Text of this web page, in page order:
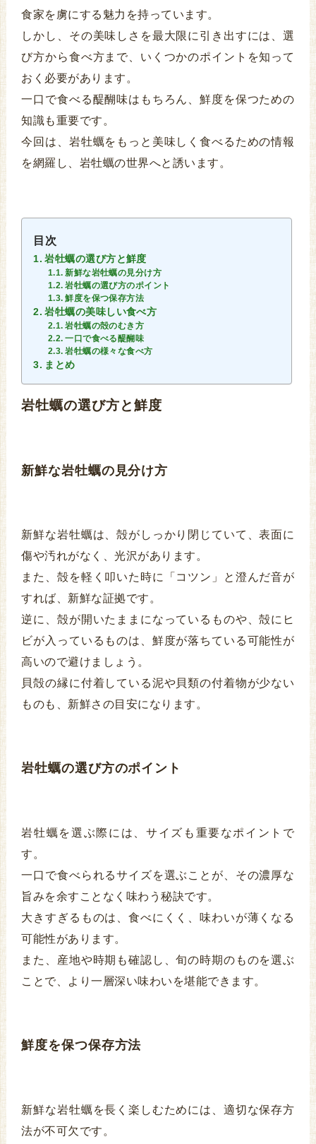
食家を虜にする魅力を持っています。
しかし、その美味しさを最大限に引き出すには、選
び方から食べ方まで、いくつかのポイントを知って
おく必要があります。
一口で食べる醍醐味はもちろん、鮮度を保つための
知識も重要です。
今回は、岩牡蠣をもっと美味しく食べるための情報
を網羅し、岩牡蠣の世界へと誘います。
目次
岩牡蠣の選び方と鮮度
新鮮な岩牡蠣の見分け方
岩牡蠣の選び方のポイント
鮮度を保つ保存方法
岩牡蠣の美味しい食べ方
岩牡蠣の殻のむき方
一口で食べる醍醐味
岩牡蠣の様々な食べ方
まとめ
岩牡蠣の選び方と鮮度
新鮮な岩牡蠣の見分け方
新鮮な岩牡蠣は、殻がしっかり閉じていて、表面に
傷や汚れがなく、光沢があります。
また、殻を軽く叩いた時に「コツン」と澄んだ音が
すれば、新鮮な証拠です。
逆に、殻が開いたままになっているものや、殻にヒ
ビが入っているものは、鮮度が落ちている可能性が
高いので避けましょう。
貝殻の縁に付着している泥や貝類の付着物が少ない
ものも、新鮮さの目安になります。
岩牡蠣の選び方のポイント
岩牡蠣を選ぶ際には、サイズも重要なポイントで
す。
一口で食べられるサイズを選ぶことが、その濃厚な
旨みを余すことなく味わう秘訣です。
大きすぎるものは、食べにくく、味わいが薄くなる
可能性があります。
また、産地や時期も確認し、旬の時期のものを選ぶ
ことで、より一層深い味わいを堪能できます。
鮮度を保つ保存方法
新鮮な岩牡蠣を長く楽しむためには、適切な保存方
法が不可欠です。